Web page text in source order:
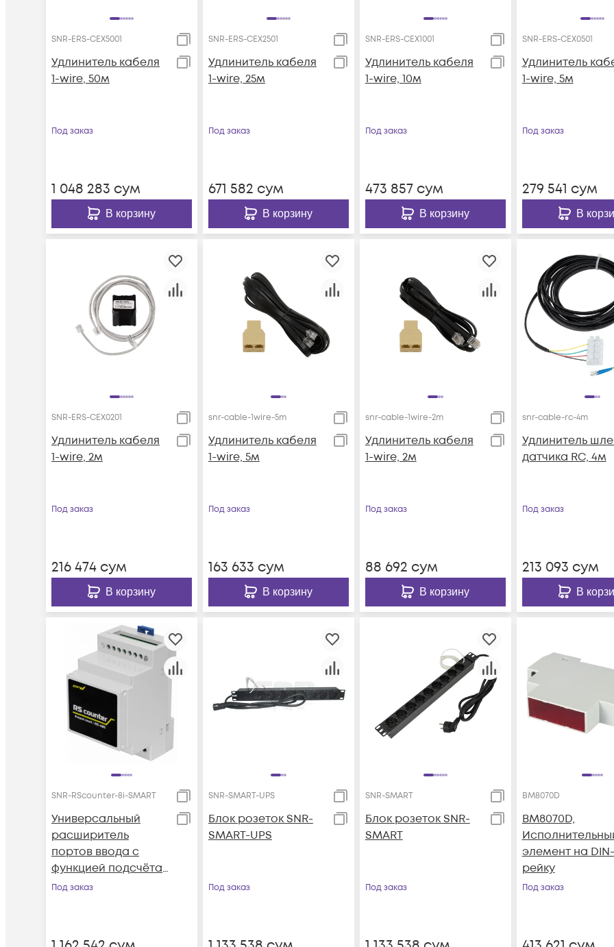
SNR-ERS-CEX5001
Удлинитель кабеля
1-wire, 50м
Под заказ
1 048 283 сум
В корзину
SNR-ERS-CEX2501
Удлинитель кабеля
1-wire, 25м
Под заказ
671 582 сум
В корзину
SNR-ERS-CEX1001
Удлинитель кабеля
1-wire, 10м
Под заказ
473 857сум
В корзину
SNR-ERS-CEX0501
Удлинитель
1-wire, 5м
Под заказ
279 541 сум
В
SNR-ERS-CEX0201
Удлинитель кабеля
1-wire, 2м
Под заказ
216 474 сум
В корзину
snr-cable-1wire-5m
Удлинитель кабеля
1-wire, 5м
Под заказ
163 633 сум
В корзину
snr-cable-1wire-2m
Удлинитель кабеля
1-wire, 2м
Под заказ
88 692 сум
В корзину
snr-cable-rc-4m
Удлинитель
датчика RC, 4м
Под заказ
213 093 сум
В
SNR-RScounter-8i-SMART
Универсальный
расширитель
портов ввода с
функцией подсчёта
импульсов, RS485
Под заказ
SNR-SMART-UPS
Блок розеток SNR-
SMART-UPS
Под заказ
SNR-SMART
Блок розеток SNR-
SMART
Под заказ
BM8070D
BM8070D,
элемент на DIN-
рейку
Под заказ